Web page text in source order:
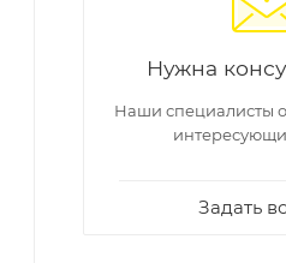
Нужна
Наши специалисты
Задать